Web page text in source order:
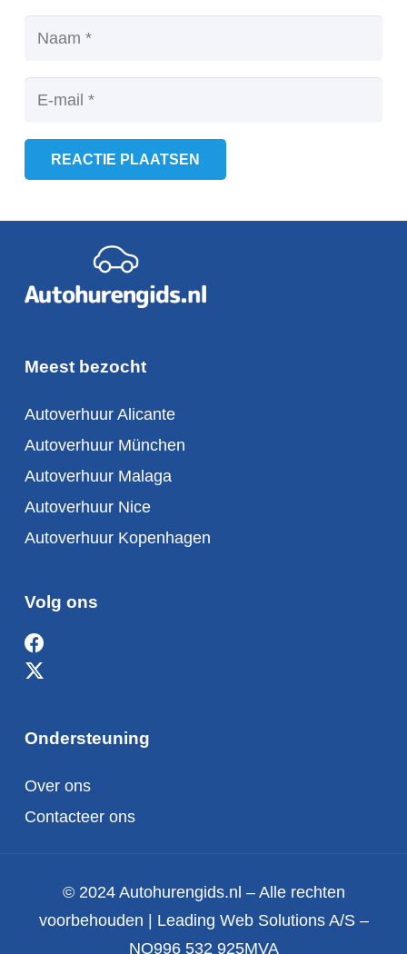
REACTIE PLAATSEN
Meest bezocht
Autoverhuur Alicante
Autoverhuur München
Autoverhuur Malaga
Autoverhuur Nice
Autoverhuur Kopenhagen
Volg ons
Ondersteuning
Over ons
Contacteer ons
© 2024 Autohurengids.nl – Alle rechten
voorbehouden | Leading Web Solutions A/S –
NO996 532 925MVA